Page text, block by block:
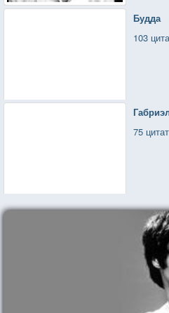
Будда
103
75 цитат